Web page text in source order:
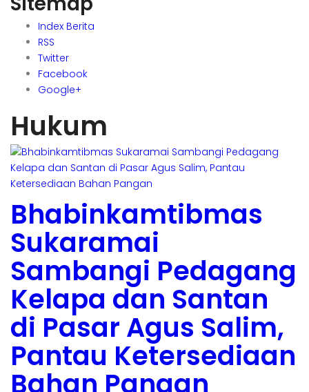
Index Berita
RSS
Twitter
Facebook
Google+
Hukum
Bhabinkamtibmas
Sukaramai
Sambangi Pedagang
Kelapa dan Santan
di Pasar Agus Salim,
Pantau Ketersediaan
Bahan Pangan